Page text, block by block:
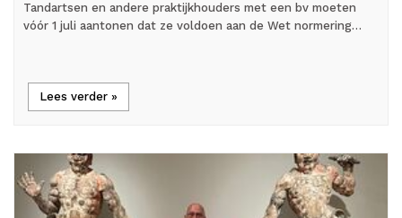
Tandartsen en andere praktijkhouders met een bv moeten
vóór 1 juli aantonen dat ze voldoen aan de Wet normering…
Lees verder »